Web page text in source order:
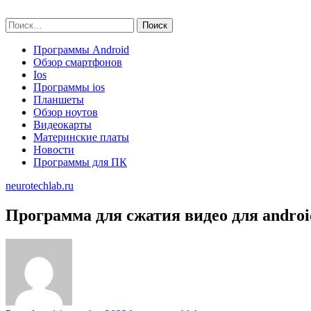
to
content
Найти:
Программы Android
Обзор смартфонов
Ios
Программы ios
Планшеты
Обзор ноутов
Видеокарты
Материнские платы
Новости
Программы для ПК
neurotechlab.ru
Программа для сжатия видео для